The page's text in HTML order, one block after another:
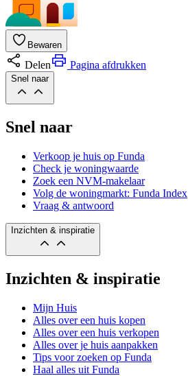
Bewaren
Delen Pagina afdrukken
Snel naar
Snel naar
Verkoop je huis op Funda
Check je woningwaarde
Zoek een NVM-makelaar
Volg de woningmarkt: Funda Index
Vraag & antwoord
Inzichten & inspiratie
Inzichten & inspiratie
Mijn Huis
Alles over een huis kopen
Alles over een huis verkopen
Alles over je huis aanpakken
Tips voor zoeken op Funda
Haal alles uit Funda